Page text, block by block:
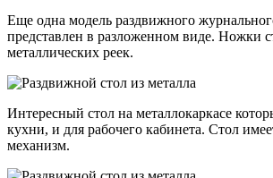
Еще одна модель раздвижного
представлен в разложенном виде. Ножки
металлических реек.
Интересный стол на металлокаркасе
кухни, и для рабочего кабинета. Стол
механизм.